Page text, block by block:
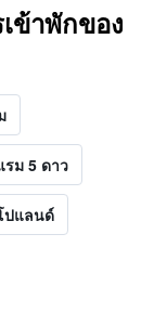
ข้าพักของ
รม 5 ดาว
ปแลนด์